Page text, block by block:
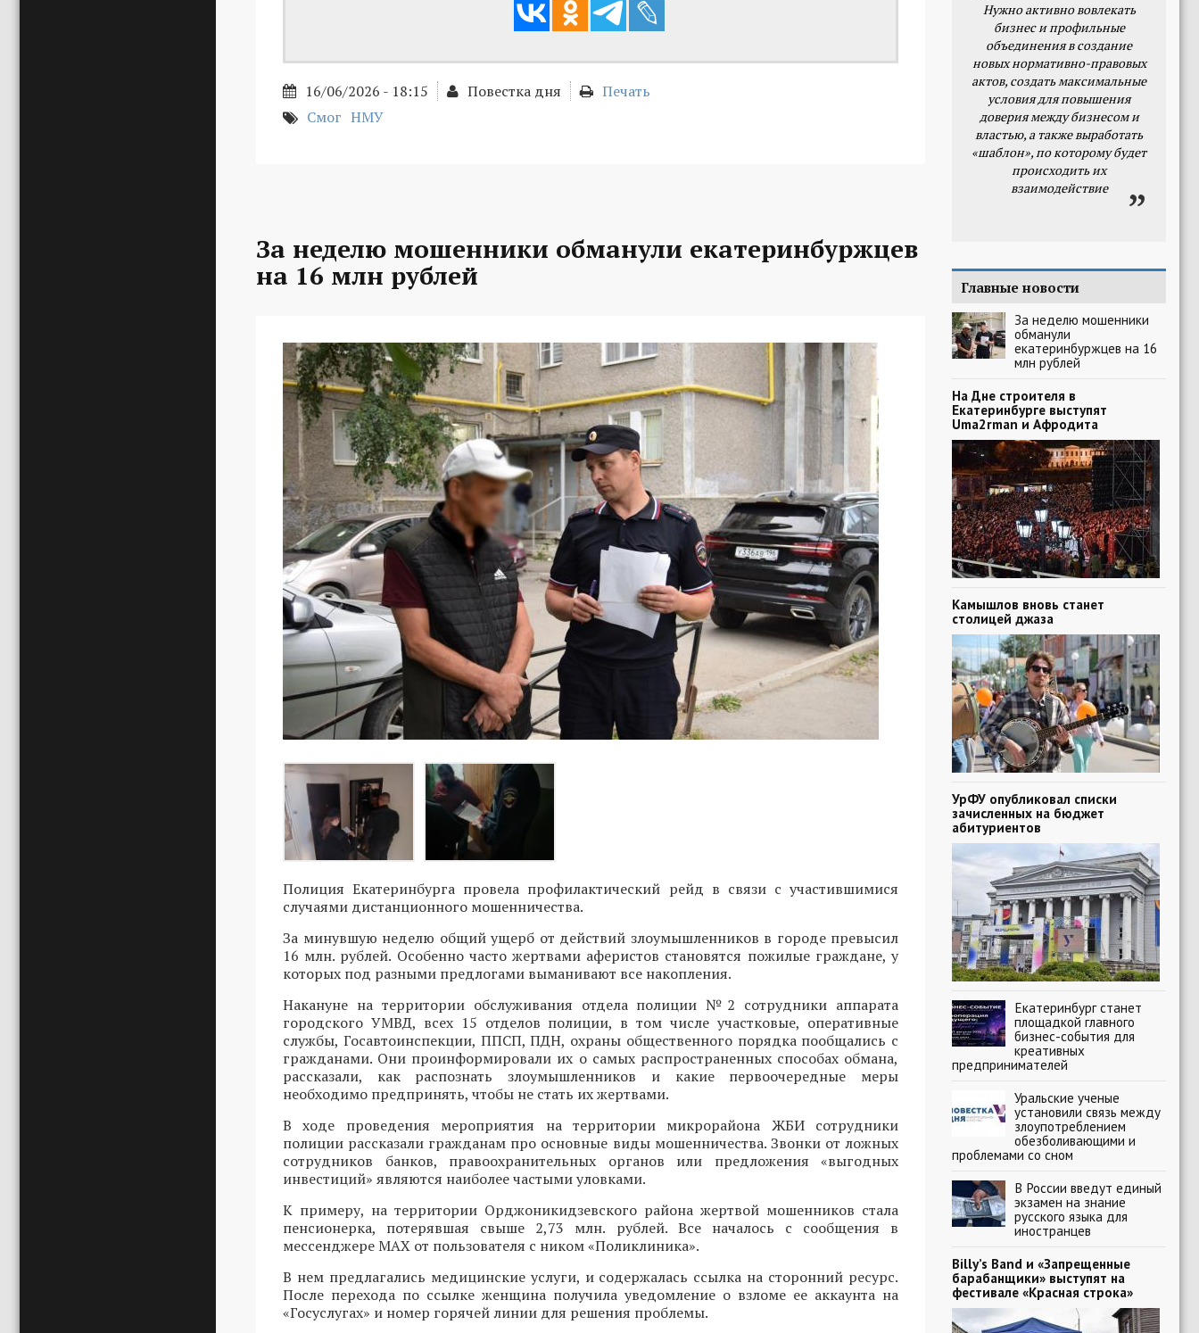
16/06/2026 - 18:15 Повестка дня
Печать
Смог НМУ
За неделю мошенники обманули екатеринбуржцев
на 16 млн рублей
Полиция Екатеринбурга провела профилактический рейд в связи с участившимися
случаями дистанционного мошенничества.
За минувшую неделю общий ущерб от действий злоумышленников в городе превысил
16 млн. рублей. Особенно часто жертвами аферистов становятся пожилые граждане, у
которых под разными предлогами выманивают все накопления.
Накануне на территории обслуживания отдела полиции №2 сотрудники аппарата
городского УМВД, всех 15 отделов полиции, в том числе участковые, оперативные
службы, Госавтоинспекции, ППСП, ПДН, охраны общественного порядка пообщались с
гражданами. Они проинформировали их о самых распространенных способах обмана,
рассказали, как распознать злоумышленников и какие первоочередные меры
необходимо предпринять, чтобы не стать их жертвами.
В ходе проведения мероприятия на территории микрорайона ЖБИ сотрудники
полиции рассказали гражданам про основные виды мошенничества. Звонки от ложных
сотрудников банков, правоохранительных органов или предложения «выгодных
инвестиций» являются наиболее частыми уловками.
К примеру, на территории Орджоникидзевского района жертвой мошенников стала
пенсионерка, потерявшая свыше 2,73 млн. рублей. Все началось с сообщения в
мессенджере MAX от пользователя с ником «Поликлиника».
В нем предлагались медицинские услуги, и содержалась ссылка на сторонний ресурс.
После перехода по ссылке женщина получила уведомление о взломе ее аккаунта на
«Госуслугах» и номер горячей линии для решения проблемы.
Нужно активно вовлекать
бизнес и профильные
объединения в создание
новых нормативно-правовых
актов, создать максимальные
условия для повышения
доверия между бизнесом и
властью, а также выработать
«шаблон», по которому будет
происходить их
взаимодействие
Главные новости
За неделю мошенники
обманули
екатеринбуржцев на 16
млн рублей
На Дне строителя в
Екатеринбурге выступят
Uma2rman и Афродита
Камышлов вновь станет
столицей джаза
УрФУ опубликовал списки
зачисленных на бюджет
абитуриентов
Екатеринбург станет
площадкой главного
бизнес-события для
креативных
предпринимателей
Уральские ученые
установили связь между
злоупотреблением
обезболивающими и
проблемами со сном
В России введут единый
экзамен на знание
русского языка для
иностранцев
Billy’s Band и «Запрещенные
барабанщики» выступят на
фестивале «Красная строка»